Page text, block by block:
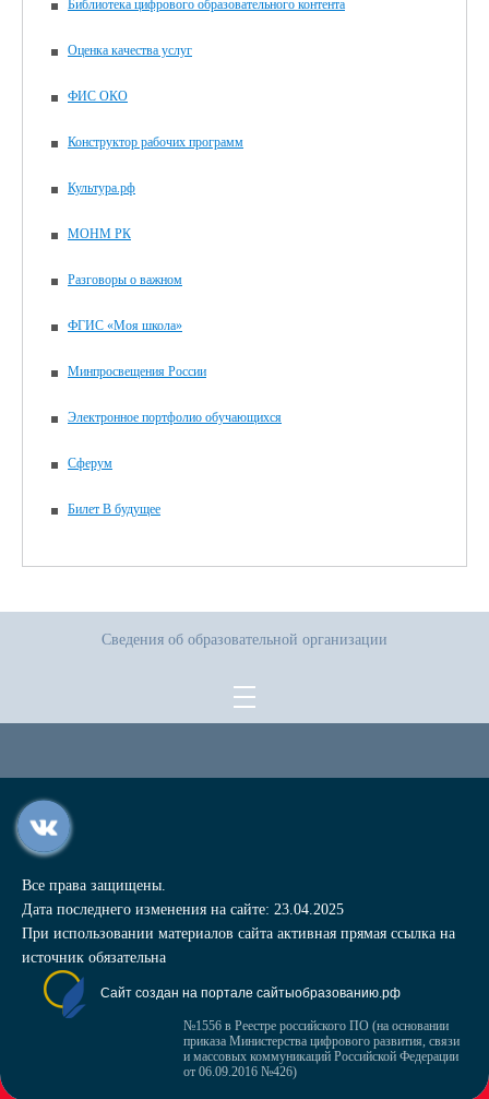
Библиотека цифрового образовательного контента
Оценка качества услуг
ФИС ОКО
Конструктор рабочих программ
Культура.рф
МОНМ РК
Разговоры о важном
ФГИС «Моя школа»
Минпросвещения России
Электронное портфолио обучающихся
Сферум
Билет В будущее
Сведения об образовательной организации
Все права защищены.
Дата последнего изменения на сайте: 23.04.2025
При использовании материалов сайта активная прямая ссылка на
источник обязательна
Сайт создан на портале сайтыобразованию.рф
№1556 в Реестре российского ПО (на основании
приказа Министерства цифрового развития, связи
и массовых коммуникаций Российской Федерации
от 06.09.2016 №426)